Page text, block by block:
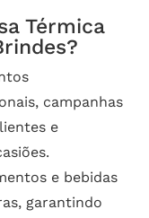
Térmica
campanhas
e
e bebidas
garantindo